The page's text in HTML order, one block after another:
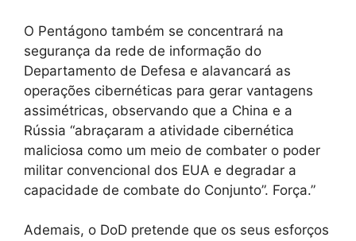
O Pentágono também se concentrará na
segurança da rede de informação do
Departamento de Defesa e alavancará as
operações cibernéticas para gerar vantagens
assimétricas, observando que a China e a
Rússia “abraçaram a atividade cibernética
maliciosa como um meio de combater o poder
militar convencional dos EUA e degradar a
capacidade de combate do Conjunto”. Força.”
Ademais, o DoD pretende que os seus esforços